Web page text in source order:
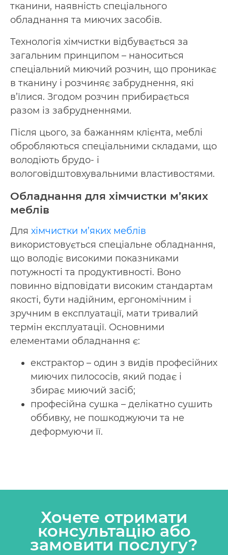
тканини, наявність спеціального
обладнання та миючих засобів.
Технологія хімчистки відбувається за
загальним принципом – наноситься
спеціальний миючий розчин, що проникає
в тканину і розчиняє забруднення, які
в’їлися. Згодом розчин прибирається
разом із забрудненнями.
Після цього, за бажанням клієнта, меблі
обробляються спеціальними складами, що
володіють брудо- і
вологовідштовхувальними властивостями.
Обладнання для хімчистки м’яких
меблів
Для хімчистки м’яких меблів
використовується спеціальне обладнання,
що володіє високими показниками
потужності та продуктивності. Воно
повинно відповідати високим стандартам
якості, бути надійним, ергономічним і
зручним в експлуатації, мати тривалий
термін експлуатації. Основними
елементами обладнання є:
екстрактор – один з видів професійних
миючих пилососів, який подає і
збирає миючий засіб;
професійна сушка – делікатно сушить
оббивку, не пошкоджуючи та не
деформуючи її.
Хочете отримати
консультацію або
замовити послугу?